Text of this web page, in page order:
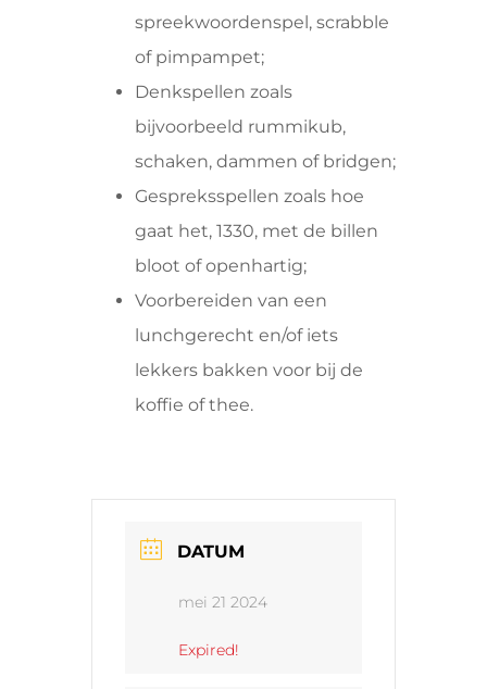
spreekwoordenspel, scrabble
of pimpampet;
Denkspellen zoals
bijvoorbeeld rummikub,
schaken, dammen of bridgen;
Gespreksspellen zoals hoe
gaat het, 1330, met de billen
bloot of openhartig;
Voorbereiden van een
lunchgerecht en/of iets
lekkers bakken voor bij de
koffie of thee.
DATUM
mei 21 2024
Expired!